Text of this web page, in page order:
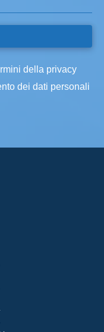
della privacy
dei dati personali